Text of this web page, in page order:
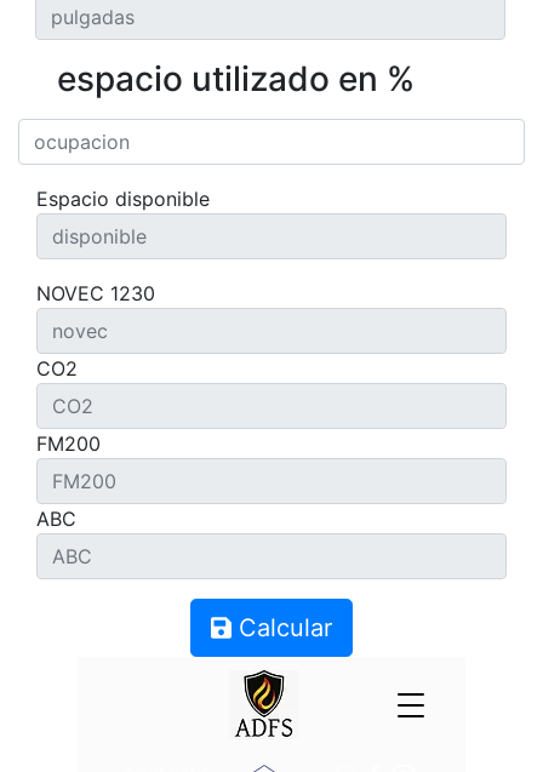
espacio utilizado en %
Espacio disponible
NOVEC 1230
CO2
FM200
ABC
Calcular